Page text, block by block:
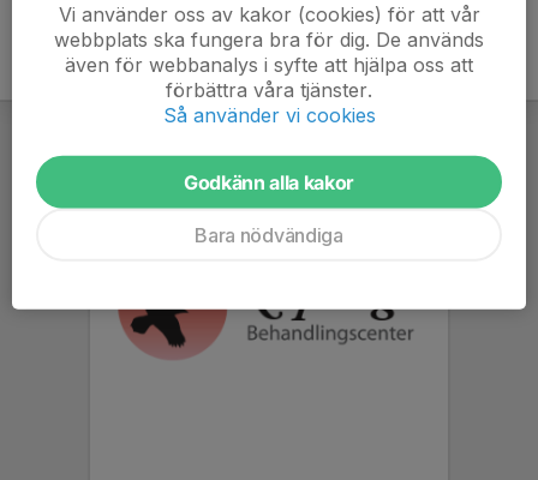
Vi använder oss av kakor (cookies) för att vår
webbplats ska fungera bra för dig. De används
även för webbanalys i syfte att hjälpa oss att
förbättra våra tjänster.
Så använder vi cookies
Godkänn alla kakor
Bara nödvändiga